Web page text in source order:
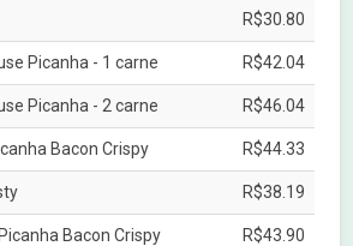
R$30.80
Picanha - 1 carne R$42.04
Picanha - 2 carne R$46.04
Bacon Crispy R$44.33
R$38.19
Bacon Crispy R$43.90